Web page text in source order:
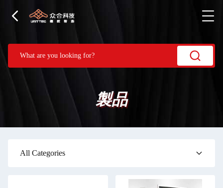
製品
All Categories